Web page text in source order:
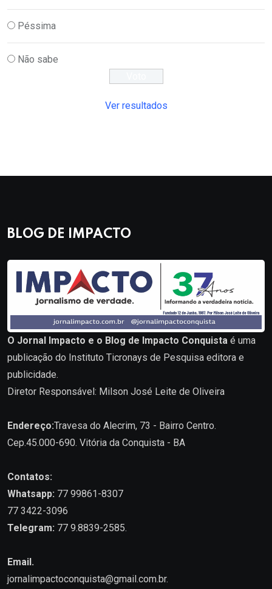
Péssima
Não sabe
Ver resultados
BLOG DE IMPACTO
O Jornal Impacto e o Blog de Impacto Conquista é uma
publicação do Instituto Ticronays de Pesquisa editora e
publicidade.
Diretor Responsável: Milson José Leite de Oliveira
Endereço:Travesa do Alecrim, 73 - Bairro Centro.
Cep.45.000-690. Vitória da Conquista - BA
Contatos:
Whatsapp: 77 99861-8307
77 3422-3096
Telegram: 77 9.8839-2585.
Email.
jornalimpactoconquista@gmail.com.br.